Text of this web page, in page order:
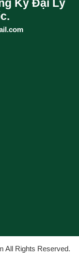
Ký Đại Lý
All Rights Reserved.